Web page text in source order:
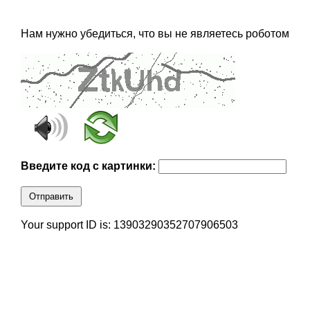
Нам нужно убедиться, что вы не являетесь роботом
Введите код с картинки:
Отправить
Your support ID is: 13903290352707906503